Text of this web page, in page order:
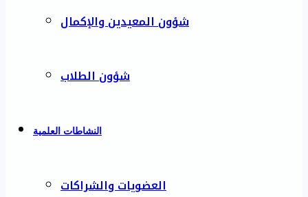
شؤون المعيدين والإكمال
شؤون الطلاب
النشاطات العلمية
العضويات والشراكات